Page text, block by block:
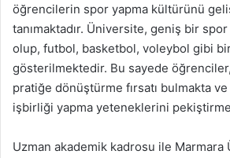
öğrencilerin spor yapma kültürünü
tanımaktadır. Üniversite, geniş bir spor
olup, futbol, basketbol, voleybol gibi
gösterilmektedir. Bu sayede
pratiğe dönüştürme fırsatı bulmakta ve
işbirliği yapma yeteneklerini
Uzman akademik kadrosu ile